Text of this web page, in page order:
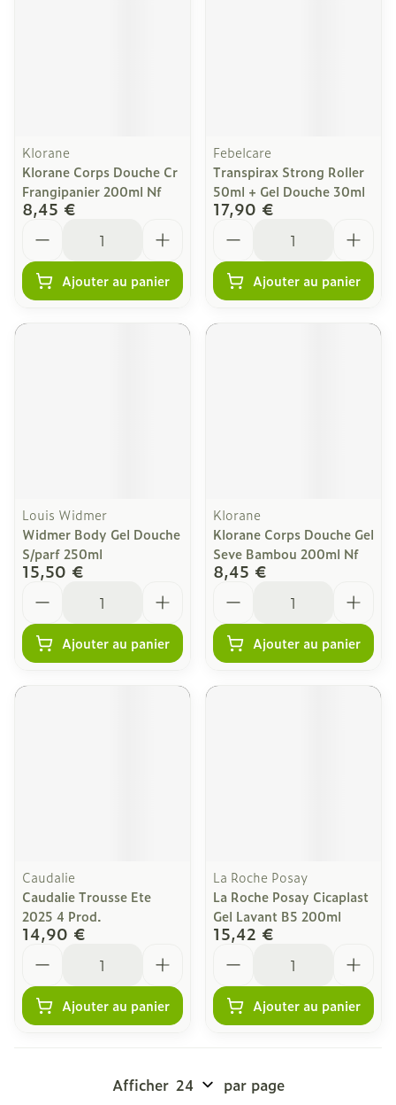
Klorane
Klorane Corps Douche Cr
Frangipanier 200ml Nf
8,45 €
Ajouter au panier
Febelcare
Transpirax Strong Roller
50ml + Gel Douche 30ml
17,90 €
Ajouter au panier
Louis Widmer
Widmer Body Gel Douche
S/parf 250ml
15,50 €
Ajouter au panier
Klorane
Klorane Corps Douche Gel
Seve Bambou 200ml Nf
8,45 €
Ajouter au panier
Caudalie
Caudalie Trousse Ete
2025 4 Prod.
14,90 €
Ajouter au panier
La Roche Posay
La Roche Posay Cicaplast
Gel Lavant B5 200ml
15,42 €
Ajouter au panier
Afficher par page